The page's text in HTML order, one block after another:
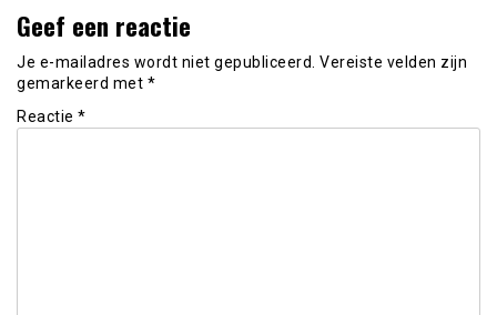
Geef een reactie
Je e-mailadres wordt niet gepubliceerd. Vereiste velden zijn
gemarkeerd met *
Reactie *